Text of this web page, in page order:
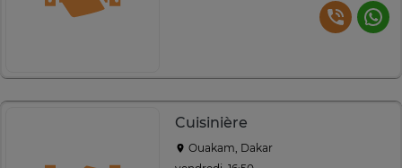
Cuisinière
Ouakam, Dakar